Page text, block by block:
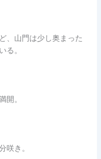
、山門は少し奥まった
る。
開。
咲き。